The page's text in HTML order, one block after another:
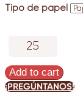
Tipo de papel
cuenta
Argoma
quantity
Add to cart
¡PREGÚNTANOS!